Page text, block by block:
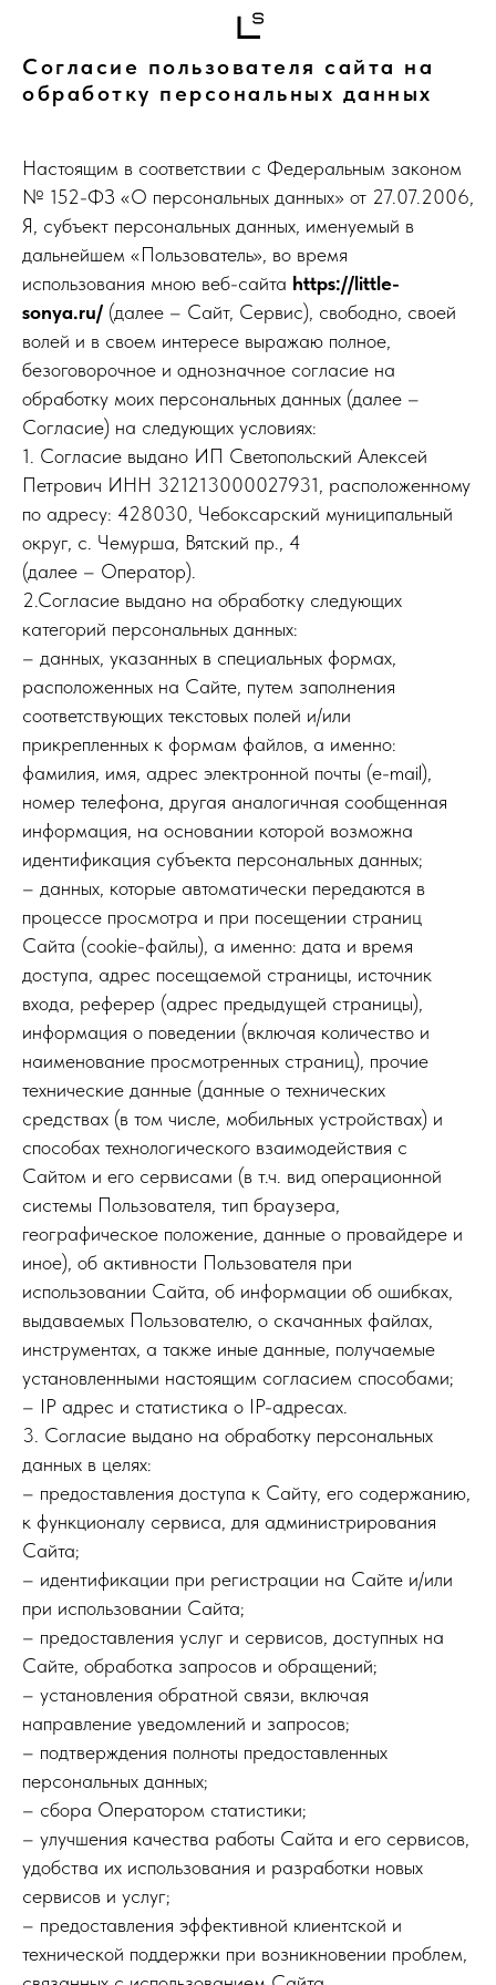
Согласие пользователя сайта на
обработку персональных данных
Настоящим в соответствии с Федеральным законом
№ 152-ФЗ «О персональных данных» от 27.07.2006,
Я, субъект персональных данных, именуемый в
дальнейшем «Пользователь», во время
использования мною веб-сайта https://little-
sonya.ru/ (далее – Сайт, Сервис), свободно, своей
волей и в своем интересе выражаю полное,
безоговорочное и однозначное согласие на
обработку моих персональных данных (далее –
Согласие) на следующих условиях:
1. Согласие выдано ИП Светопольский Алексей
Петрович ИНН 321213000027931, расположенному
по адресу: 428030, Чебоксарский муниципальный
округ, с. Чемурша, Вятский пр., 4
(далее – Оператор).
2.Согласие выдано на обработку следующих
категорий персональных данных:
– данных, указанных в специальных формах,
расположенных на Сайте, путем заполнения
соответствующих текстовых полей и/или
прикрепленных к формам файлов, а именно:
фамилия, имя, адрес электронной почты (e-mail),
номер телефона, другая аналогичная сообщенная
информация, на основании которой возможна
идентификация субъекта персональных данных;
– данных, которые автоматически передаются в
процессе просмотра и при посещении страниц
Сайта (cookie-файлы), а именно: дата и время
доступа, адрес посещаемой страницы, источник
входа, реферер (адрес предыдущей страницы),
информация о поведении (включая количество и
наименование просмотренных страниц), прочие
технические данные (данные о технических
средствах (в том числе, мобильных устройствах) и
способах технологического взаимодействия с
Сайтом и его сервисами (в т.ч. вид операционной
системы Пользователя, тип браузера,
географическое положение, данные о провайдере и
иное), об активности Пользователя при
использовании Сайта, об информации об ошибках,
выдаваемых Пользователю, о скачанных файлах,
инструментах, а также иные данные, получаемые
установленными настоящим согласием способами;
– IP адрес и статистика о IP-адресах.
3. Согласие выдано на обработку персональных
данных в целях:
– предоставления доступа к Сайту, его содержанию,
к функционалу сервиса, для администрирования
Сайта;
– идентификации при регистрации на Сайте и/или
при использовании Сайта;
– предоставления услуг и сервисов, доступных на
Сайте, обработка запросов и обращений;
– установления обратной связи, включая
направление уведомлений и запросов;
– подтверждения полноты предоставленных
персональных данных;
– сбора Оператором статистики;
– улучшения качества работы Сайта и его сервисов,
удобства их использования и разработки новых
сервисов и услуг;
– предоставления эффективной клиентской и
технической поддержки при возникновении проблем,